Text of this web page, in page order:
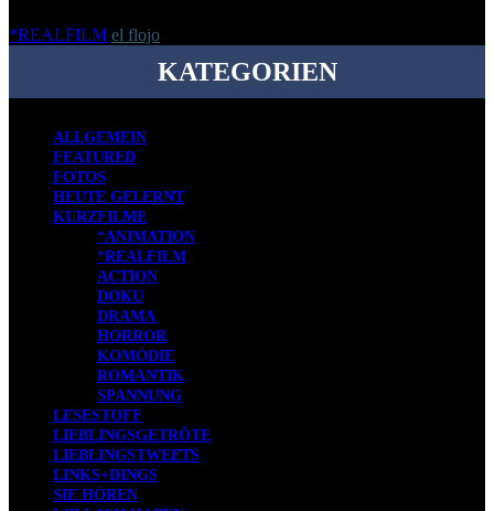
*REALFILM el flojo
KATEGORIEN
ALLGEMEIN
FEATURED
FOTOS
HEUTE GELERNT
KURZFILME
*ANIMATION
*REALFILM
ACTION
DOKU
DRAMA
HORROR
KOMÖDIE
ROMANTIK
SPANNUNG
LESESTOFF
LIEBLINGSGETRÖTE
LIEBLINGSTWEETS
LINKS+DINGS
SIE HÖREN